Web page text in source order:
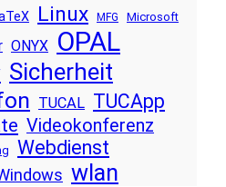
Linux MFG Microsoft
ONYX OPAL
Sicherheit
TUCAL TUCApp
Videokonferenz
Webdienst
wlan